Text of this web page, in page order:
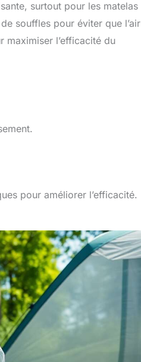
surtout pour les matelas
souffles pour éviter que l’air
maximiser l’efficacité du
pour améliorer l’efficacité.